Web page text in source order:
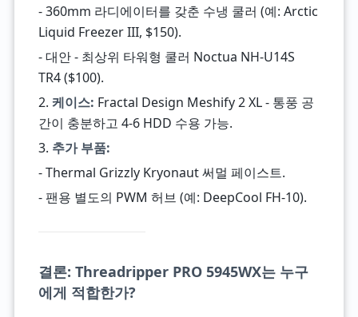
- 360mm 라디에이터를 갖춘 수냉 쿨러 (예: Arctic
Liquid Freezer III, $150).
- 대안 - 최상위 타워형 쿨러 Noctua NH-U14S
TR4 ($100).
2. 케이스: Fractal Design Meshify 2 XL - 통풍 공
간이 충분하고 4-6 HDD 수용 가능.
3. 추가 부품:
- Thermal Grizzly Kryonaut 써멀 페이스트.
- 팬용 별도의 PWM 허브 (예: DeepCool FH-10).
결론: Threadripper PRO 5945WX는 누구
에게 적합한가?